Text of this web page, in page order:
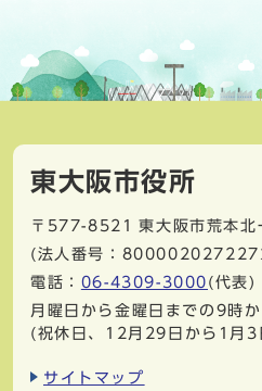
東大阪市役所
〒577-8521
東大阪市荒本
(法人番号：
電話： 06-4309-3000 (代表)
月曜日から金曜日までの9時
(祝休日、12月29日から1月3
サイトマップ